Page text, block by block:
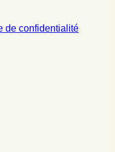
de confidentialité